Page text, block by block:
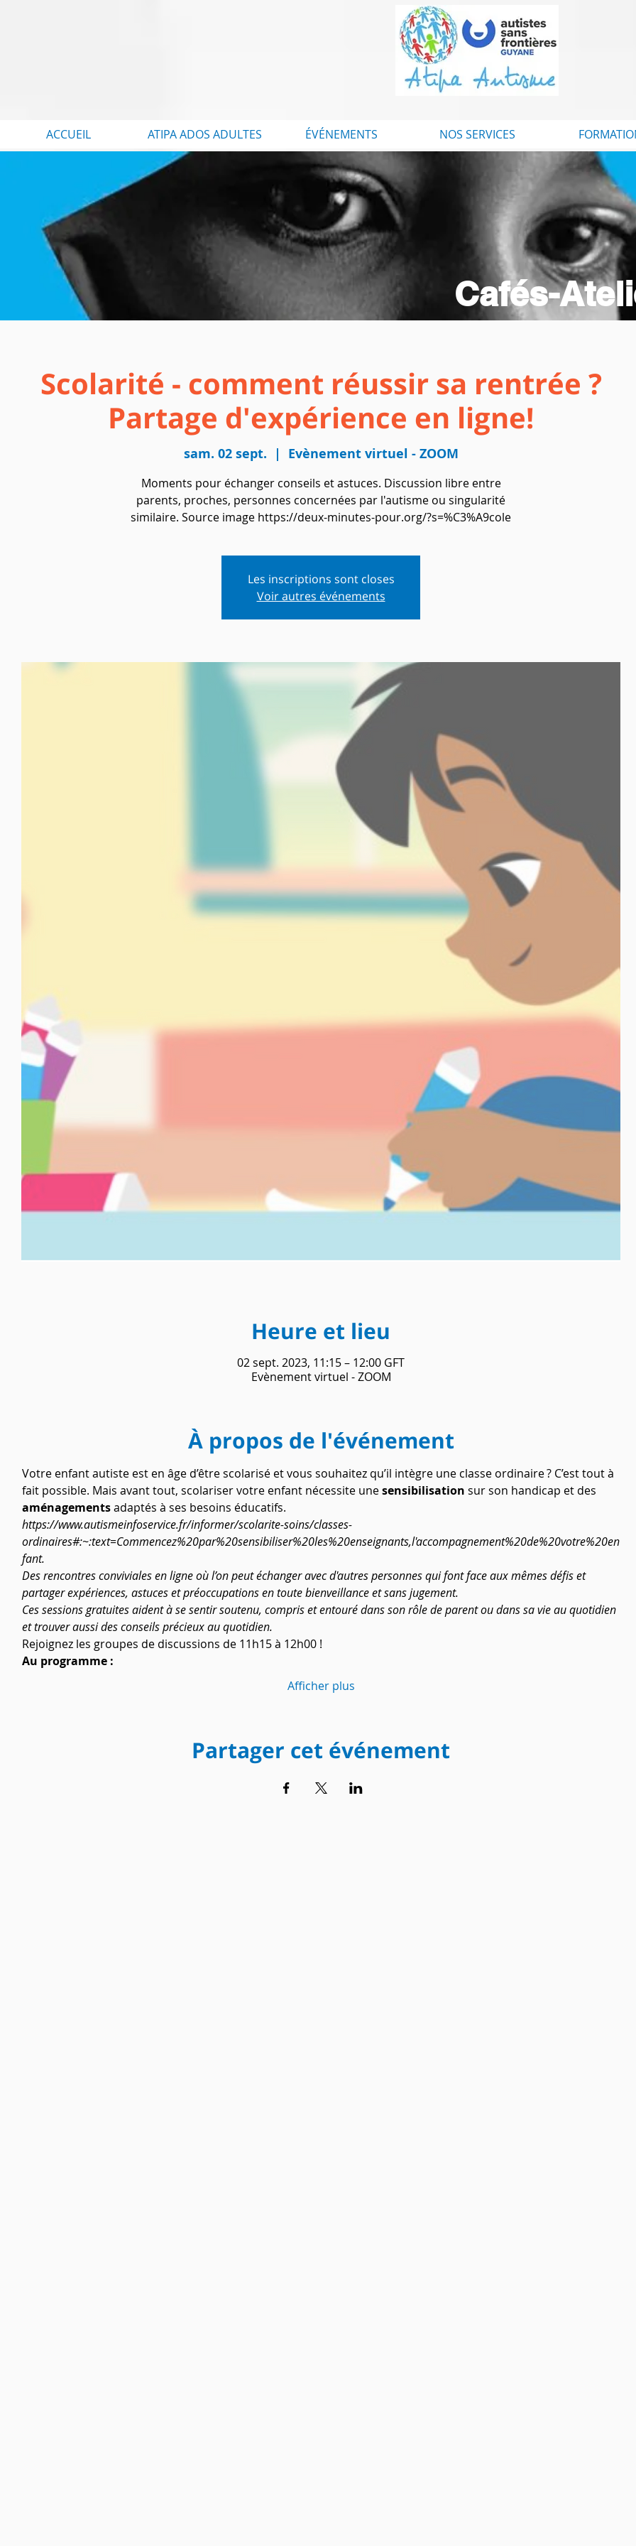
ACCUEIL ATIPA ADOS ADULTES ÉVÉNEMENTS NOS SERVICES
Cafés-
Scolarité - comment réussir sa rentrée ?
Partage d'expérience en ligne!
sam. 02 sept.
  |
Evènement virtuel - ZOOM
Moments pour échanger conseils et astuces. Discussion libre entre
parents, proches, personnes concernées par l'autisme ou singularité
similaire. Source image https://deux-minutes-pour.org/?s=%C3%A9cole
Les inscriptions sont closes
Voir autres événements
Heure et lieu
02 sept. 2023, 11:15 – 12:00 GFT
Evènement virtuel - ZOOM
À propos de l'événement
Votre enfant autiste est en âge d’être scolarisé et vous souhaitez qu’il intègre une classe ordinaire ? C’est tout à
fait possible. Mais avant tout, scolariser votre enfant nécessite une sensibilisation sur son handicap et des
aménagements adaptés à ses besoins éducatifs.
https://www.autismeinfoservice.fr/informer/scolarite-soins/classes-
ordinaires#:~:text=Commencez%20par%20sensibiliser%20les%20enseignants,l'accompagnement%20de%20votre%20en
fant.
Des rencontres conviviales en ligne où l’on peut échanger avec d'autres personnes qui font face aux mêmes défis et
partager expériences, astuces et préoccupations en toute bienveillance et sans jugement.
Ces sessions gratuites aident à se sentir soutenu, compris et entouré dans son rôle de parent ou dans sa vie au quotidien
et trouver aussi des conseils précieux au quotidien.
Rejoignez les groupes de discussions de 11h15 à 12h00 !
Au programme :
Afficher plus
Partager cet événement